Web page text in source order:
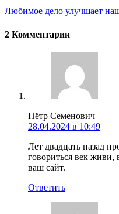
Любимое дело улучшает
2 Комментарии
Пётр Семенович
28.04.2024 в 10:49
Лет двадцать назад
говориться век живи,
ваш сайт.
Ответить